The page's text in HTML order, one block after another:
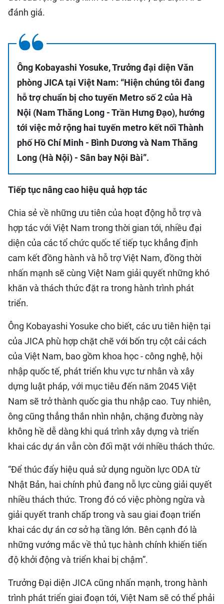
đánh giá.
Ông Kobayashi Yosuke, Trưởng đại diện Văn
phòng JICA tại Việt Nam: “Hiện chúng tôi đang
hỗ trợ chuẩn bị cho tuyến Metro số 2 của Hà
Nội (Nam Thăng Long - Trần Hưng Đạo), hướng
tới việc mở rộng hai tuyến metro kết nối Thành
phố Hồ Chí Minh - Bình Dương và Nam Thăng
Long (Hà Nội) - Sân bay Nội Bài”.
Tiếp tục nâng cao hiệu quả hợp tác
Chia sẻ về những ưu tiên của hoạt động hỗ trợ và
hợp tác với Việt Nam trong thời gian tới, nhiều đại
diện của các tổ chức quốc tế tiếp tục khẳng định
cam kết đồng hành và hỗ trợ Việt Nam, đồng thời
nhấn mạnh sẽ cùng Việt Nam giải quyết những khó
khăn và thách thức đặt ra trong hành trình phát
triển.
Ông Kobayashi Yosuke cho biết, các ưu tiên hiện tại
của JICA phù hợp chặt chẽ với bốn trụ cột cải cách
của Việt Nam, bao gồm khoa học - công nghệ, hội
nhập quốc tế, phát triển khu vực tư nhân và xây
dựng luật pháp, với mục tiêu đến năm 2045 Việt
Nam sẽ trở thành quốc gia thu nhập cao. Tuy nhiên,
ông cũng thẳng thắn nhìn nhận, chặng đường này
không hề dễ dàng khi quá trình xây dựng và triển
khai các dự án vẫn còn đối mặt với nhiều thách thức.
“Để thúc đẩy hiệu quả sử dụng nguồn lực ODA từ
Nhật Bản, hai chính phủ đang nỗ lực cùng giải quyết
nhiều thách thức. Trong đó có việc phòng ngừa và
giải quyết tranh chấp trong và sau giai đoạn triển
khai các dự án cơ sở hạ tầng lớn. Bên cạnh đó là
những vướng mắc về thủ tục hành chính khiến tiến
độ khởi động và triển khai bị chậm”.
Trưởng Đại diện JICA cũng nhấn mạnh, trong hành
trình phát triển giai đoạn tới, Việt Nam sẽ có thể phải